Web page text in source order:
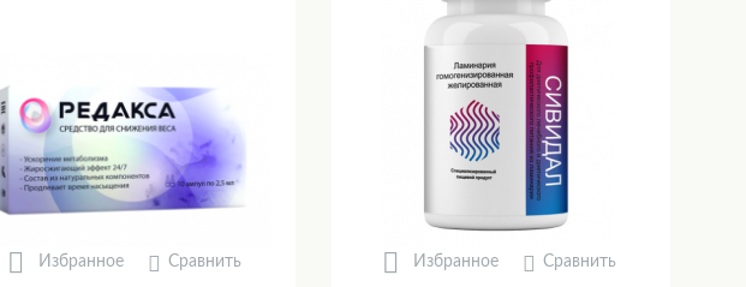
Избранное Сравнить Избранное Сравнить